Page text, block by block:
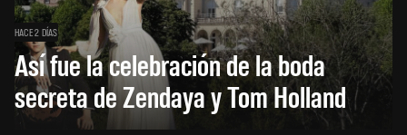
HACE 2 DÍAS
Así fue la celebración de la boda
secreta de Zendaya y Tom Holland